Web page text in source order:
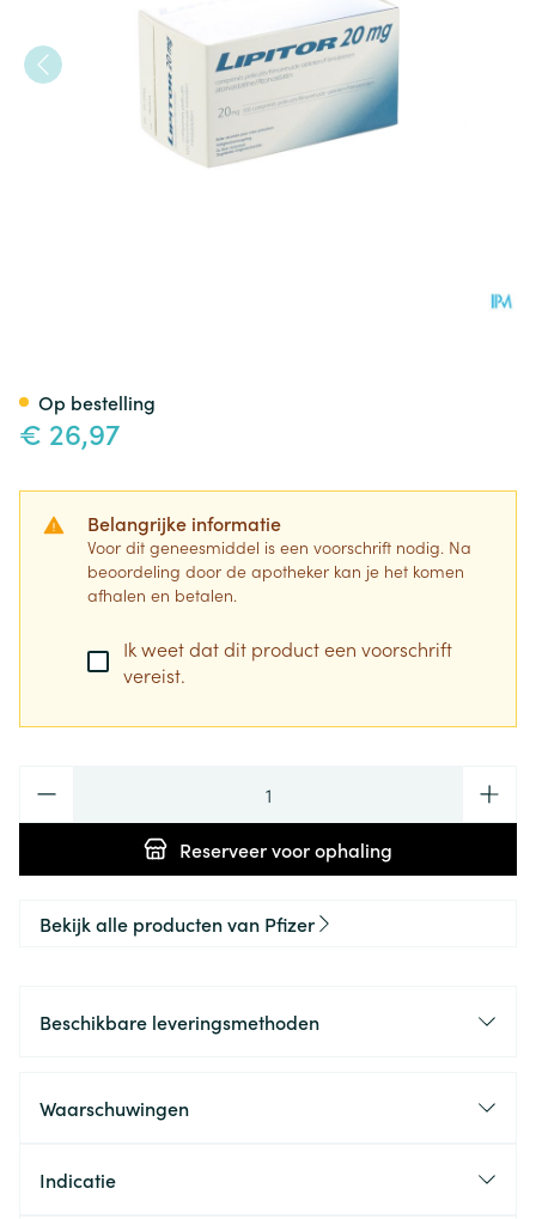
€ 26,97
Belangrijke informatie
Voor dit geneesmiddel is een voorschrift nodig. Na
beoordeling door de apotheker kan je het komen
afhalen en betalen.
Ik weet dat dit product een voorschrift
vereist.
Reserveervoor ophaling
Op bestelling
Bekijk alle producten van Pfizer
Beschikbare leveringsmethoden
Waarschuwingen
Indicatie